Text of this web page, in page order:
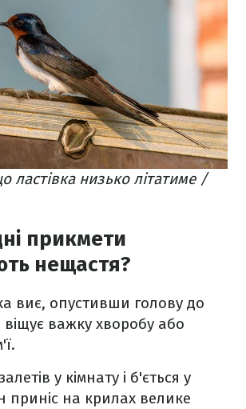
ластівка низько літатиме /
прикмети
нещастя?
виє, опустивши голову до
віщує важку хворобу або
у кімнату і б'ється у
приніс на крилах велике